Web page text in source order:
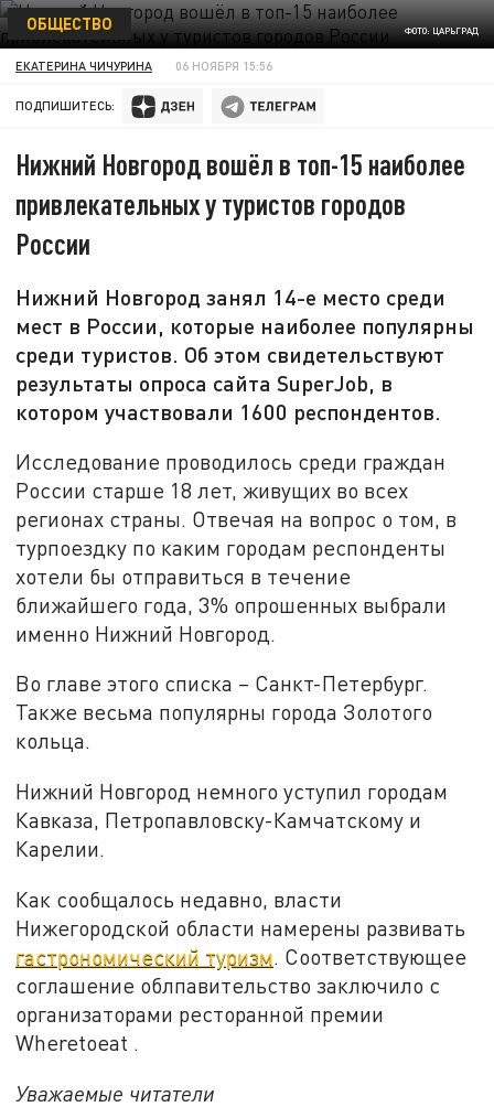
ФОТО: ЦАРЬГРАД
ОБЩЕСТВО
ЕКАТЕРИНА ЧИЧУРИНА 06 НОЯБРЯ 15:56
ПОДПИШИТЕСЬ:
Нижний Новгород вошёл в топ-15 наиболее
привлекательных у туристов городов
России
Нижний Новгород занял 14-е место среди
мест в России, которые наиболее популярны
среди туристов. Об этом свидетельствуют
результаты опроса сайта SuperJob, в
котором участвовали 1600 респондентов.
Исследование проводилось среди граждан
России старше 18 лет, живущих во всех
регионах страны. Отвечая на вопрос о том, в
турпоездку по каким городам респонденты
хотели бы отправиться в течение
ближайшего года, 3% опрошенных выбрали
именно Нижний Новгород.
Во главе этого списка – Санкт-Петербург.
Также весьма популярны города Золотого
кольца.
Нижний Новгород немного уступил городам
Кавказа, Петропавловску-Камчатскому и
Карелии.
Как сообщалось недавно, власти
Нижегородской области намерены развивать
гастрономический туризм. Соответствующее
соглашение облпавительство заключило с
организаторами ресторанной премии
Wheretoeat .
Уважаемые читатели